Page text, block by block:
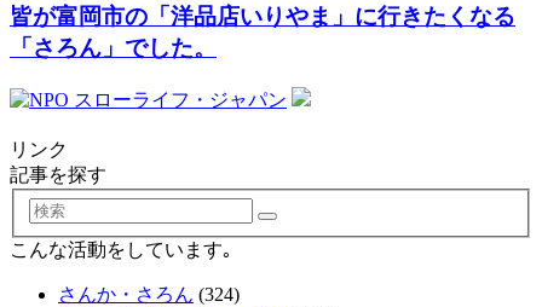
皆が富岡市の「洋品店いりやま」に行きたくなる
「さろん」でした。
リンク
記事を探す
検
索
こんな活動をしています｡
さんか・さろん (324)